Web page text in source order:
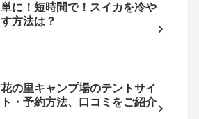
単に！短時間で！スイカを冷や
す方法は？
花の里キャンプ場のテントサイ
ト・予約方法、口コミをご紹介